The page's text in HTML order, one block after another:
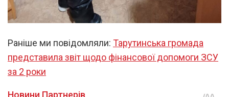
Раніше ми повідомляли: Тарутинська громада
представила звіт щодо фінансової допомоги ЗСУ
за 2 роки